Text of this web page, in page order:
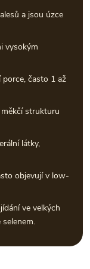
a jsou úzce
vysokým
porce, často 1 až
strukturu
látky,
objevují v low-
ve velkých